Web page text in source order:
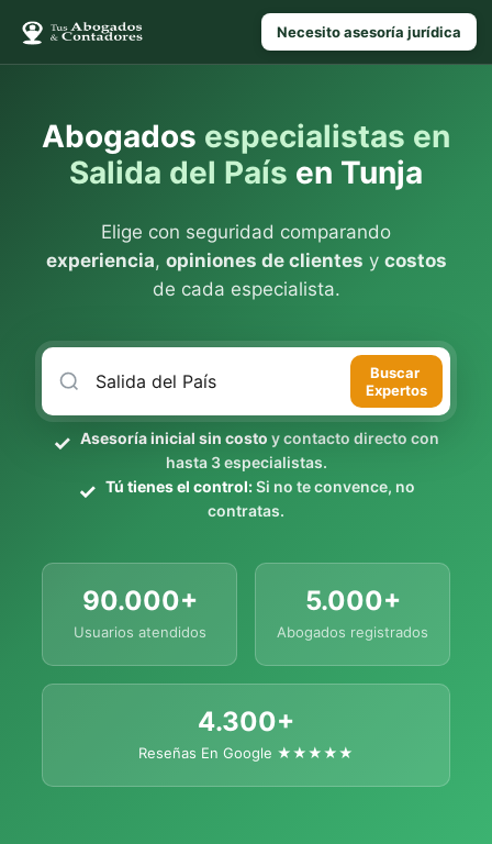
Necesito asesoría jurídica
Abogados especialistas en
Salida del País en Tunja
Elige con seguridad comparando
experiencia, opiniones de clientes y costos
de cada especialista.
Buscar
Expertos
Asesoría inicial sin costo y contacto directo con
hasta 3 especialistas.
Tú tienes el control:Si no te convence, no
contratas.
90.000+
Usuarios atendidos
5.000+
Abogados registrados
4.300+
Reseñas En Google ★★★★★